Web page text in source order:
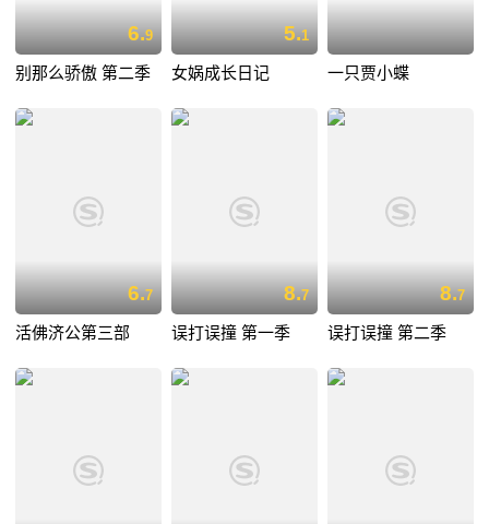
6.9
别那么骄傲 第二季
5.1
女娲成长日记 一只贾小蝶
6.7
活佛济公第三部
8.7
误打误撞 第一季
8.7
误打误撞 第二季